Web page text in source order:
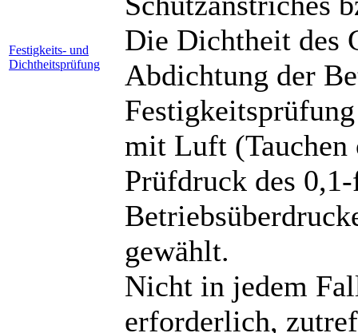
Festigkeits- und
Dichtheitsprüfung
Die Dichtheit des
Abdichtung der
mit Luft
Prüfdruck des
gewählt.
Nicht in jedem
erforderlich,